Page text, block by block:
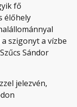
fő
élőhely
szigonyt a vízbe
Sándor
jelezvén,